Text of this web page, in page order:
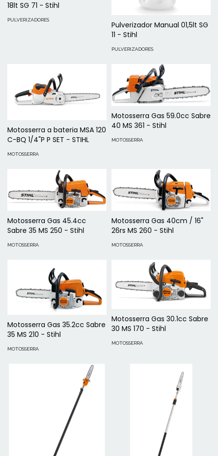
18lt SG 71 - Stihl
PULVERIZADORES
Pulverizador Manual 01,5lt SG
11 - Stihl
PULVERIZADORES
Motosserra a bateria MSA 120
C-BQ 1/4"P P SET - STIHL
MOTOSSERRA
Motosserra Gas 59.0cc Sabre
40 MS 361 - Stihl
MOTOSSERRA
Motosserra Gas 45.4cc
Sabre 35 MS 250 - Stihl
MOTOSSERRA
Motosserra Gas 40cm / 16"
26rs MS 260 - Stihl
MOTOSSERRA
Motosserra Gas 35.2cc Sabre
35 MS 210 - Stihl
MOTOSSERRA
Motosserra Gas 30.1cc Sabre
30 MS 170 - Stihl
MOTOSSERRA